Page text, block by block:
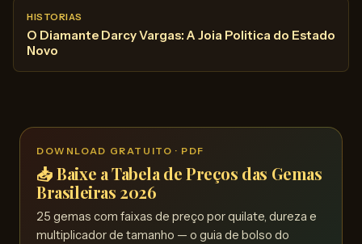
HISTORIAS
O Diamante Darcy Vargas: A Joia Politica do Estado
Novo
DOWNLOAD GRATUITO · PDF
📥 Baixe a Tabela de Preços das Gemas
Brasileiras 2026
25 gemas com faixas de preço por quilate, dureza e
multiplicador de tamanho — o guia de bolso do